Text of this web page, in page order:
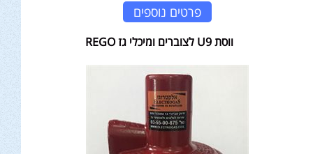
פרטים נוספים
ווסת U9 לצוברים ומיכלי גז REGO